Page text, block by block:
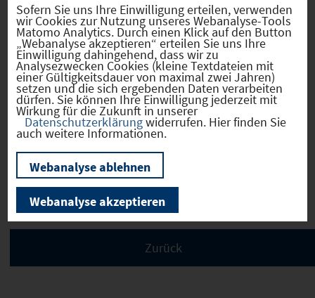
Sozialvers. Beschäftigte
Verkehrsinfrastruktur
Kommunale Infrastruktur
Sofern Sie uns Ihre Einwilligung erteilen, verwenden
wir Cookies zur Nutzung unseres Webanalyse-Tools
Matomo Analytics. Durch einen Klick auf den Button
„Webanalyse akzeptieren“ erteilen Sie uns Ihre
Einwilligung dahingehend, dass wir zu
Analysezwecken Cookies (kleine Textdateien mit
einer Gültigkeitsdauer von maximal zwei Jahren)
setzen und die sich ergebenden Daten verarbeiten
dürfen. Sie können Ihre Einwilligung jederzeit mit
Wirkung für die Zukunft in unserer
Datenschutzerklärungwiderrufen. Hier finden Sie
auch weitere Informationen.
Webanalyse ablehnen
Webanalyse akzeptieren